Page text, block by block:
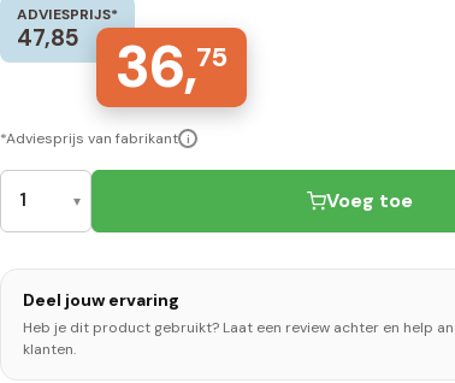
ADVIESPRIJS*
47,85 36,75
*Adviesprijs van fabrikant i
Voeg toe
Deel jouw ervaring
Heb je dit product gebruikt? Laat een review achter en help
klanten.